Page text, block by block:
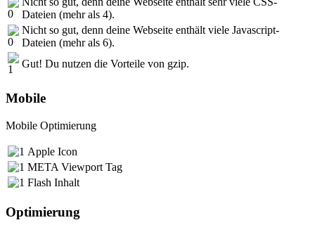
Dateien (mehr als 4).
Nicht so gut, denn deine Webseite enthält viele Javascript-
Dateien (mehr als 6).
Gut! Du nutzen die Vorteile von gzip.
Mobile
Mobile Optimierung
Apple Icon
META Viewport Tag
Flash Inhalt
Optimierung